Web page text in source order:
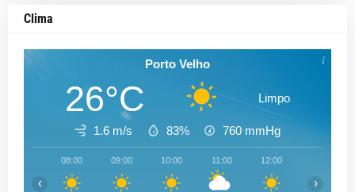
Clima
Porto Velho
26°C Limpo
1.6 m/s 83% 760 mmHg
08:00 09:00 10:00 11:00 12:00
‹ ›